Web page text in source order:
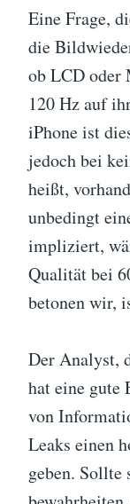
Eine Frage,
die
ob LCD oder
120 Hz auf
iPhone ist
jedoch bei
heißt,
unbedingt
impliziert,
Qualität bei
betonen wir,
Der Analyst,
hat eine gute
von
Leaks einen
geben.